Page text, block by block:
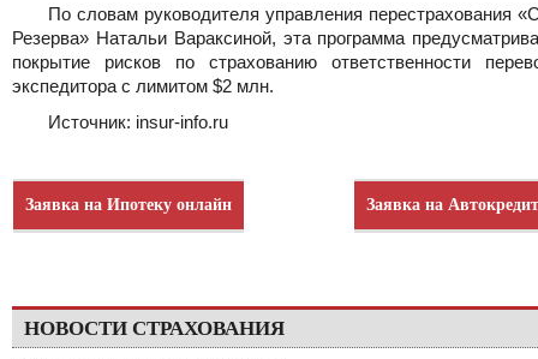
По словам руководителя управления перестрахования
Резерва» Натальи Вараксиной, эта программа
покрытие рисков по страхованию ответственности
экспедитора с лимитом $2 млн.
Источник: insur-info.ru
Заявка на Ипотеку онлайн Заявка на
НОВОСТИ СТРАХОВАНИЯ